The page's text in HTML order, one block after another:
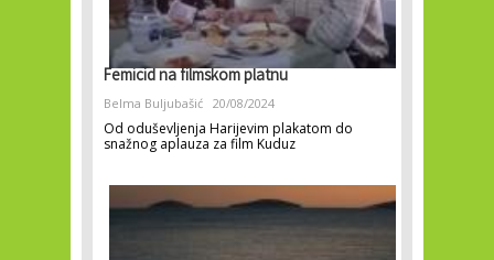
Femicid na filmskom platnu
Belma Buljubašić 20/08/2024
Od oduševljenja Harijevim plakatom do
snažnog aplauza za film Kuduz